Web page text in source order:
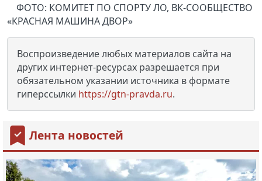
ФОТО: КОМИТЕТ ПО СПОРТУ ЛО, ВК-СООБЩЕСТВО
«КРАСНАЯ МАШИНА ДВОР»
Воспроизведение любых материалов сайта на
других интернет-ресурсах разрешается при
обязательном указании источника в формате
гиперссылки https://gtn-pravda.ru.
Лента новостей